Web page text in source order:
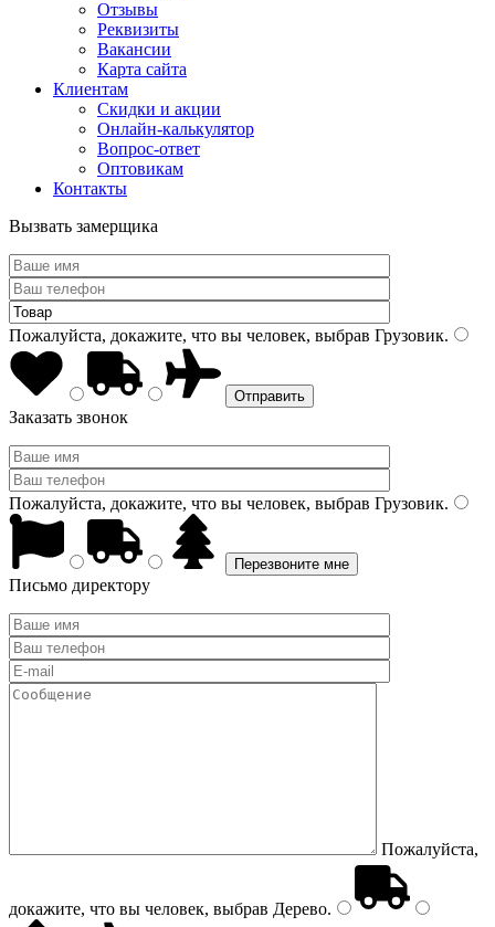
Отзывы
Реквизиты
Вакансии
Карта сайта
Клиентам
Скидки и акции
Онлайн-калькулятор
Вопрос-ответ
Оптовикам
Контакты
Вызвать замерщика
Пожалуйста, докажите, что вы человек, выбрав Грузовик.
Заказать звонок
Пожалуйста, докажите, что вы человек, выбрав Грузовик.
Письмо директору
Пожалуйста,
докажите, что вы человек, выбрав Дерево.